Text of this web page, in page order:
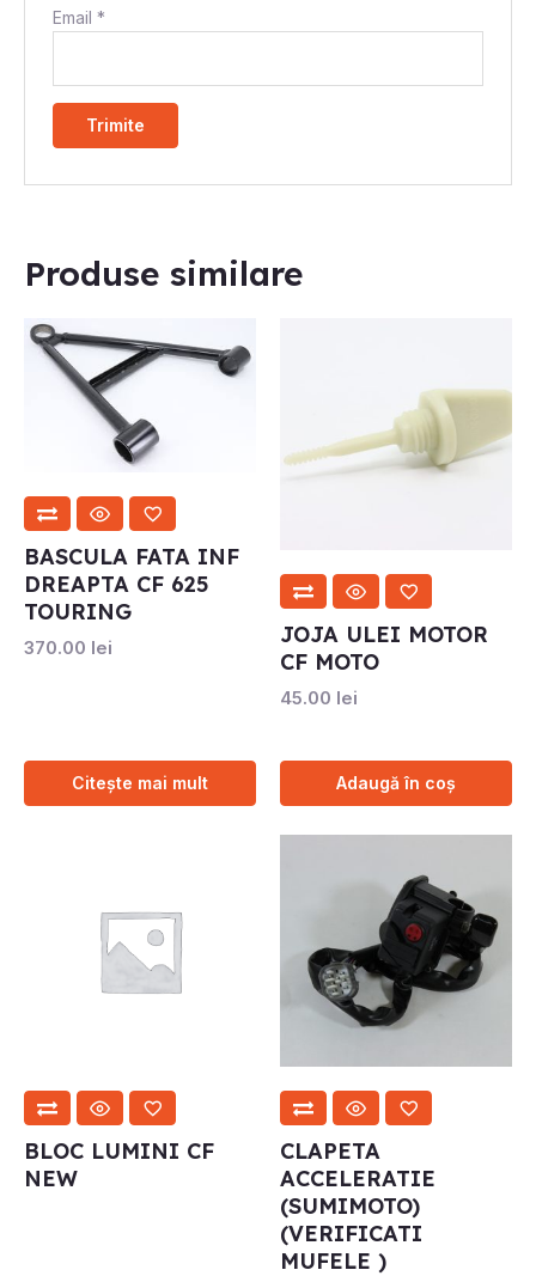
Email*
Produse similare
STOC EPUIZAT
BASCULA FATA INF
DREAPTA CF 625
TOURING
370.00 lei
Citește mai mult
JOJA ULEI MOTOR
CF MOTO
45.00 lei
Adaugă în coș
BLOC LUMINI CF
NEW
CLAPETA
ACCELERATIE
(SUMIMOTO)
(VERIFICATI
MUFELE )